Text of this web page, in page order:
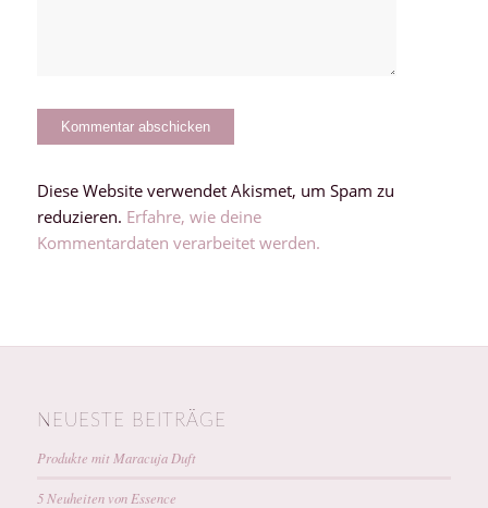
Diese Website verwendet Akismet, um Spam zu
reduzieren. Erfahre, wie deine
Kommentardaten verarbeitet werden.
NEUESTE BEITRÄGE
Produkte mit Maracuja Duft
5 Neuheiten von Essence